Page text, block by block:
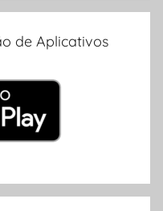
de Aplicativos